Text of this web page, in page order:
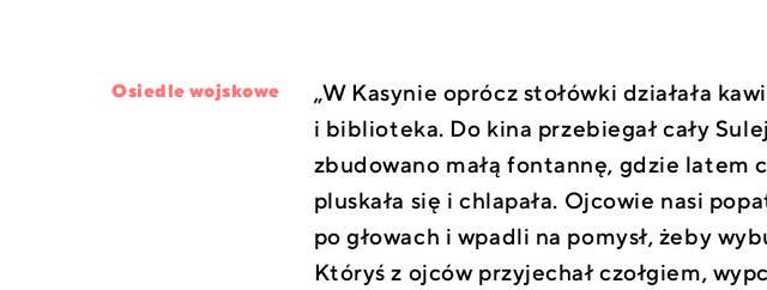
„W Kasynie oprócz stołówki działała
i biblioteka. Do kina przebiegał cały
zbudowano małą fontannę, gdzie latem
pluskała się i chlapała. Ojcowie nasi
po głowach i wpadli na pomysł, żeby
Któryś z ojców przyjechał czołgiem,
Osiedle wojskowe